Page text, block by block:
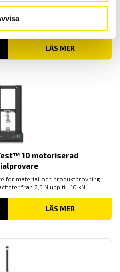
för material och produktprovning
LÄS MER
10 motoriserad
för material och produktprovning
från 2,5 N upp till 10 kN
LÄS MER